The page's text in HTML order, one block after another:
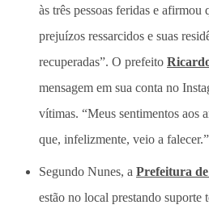
às três pessoas feridas e afirmou
prejuízos ressarcidos e suas
recuperadas”. O prefeito
mensagem em sua conta no
vítimas. “Meus sentimentos aos
que, infelizmente, veio a falecer.”
Segundo Nunes, a Prefeitura
estão no local prestando suporte